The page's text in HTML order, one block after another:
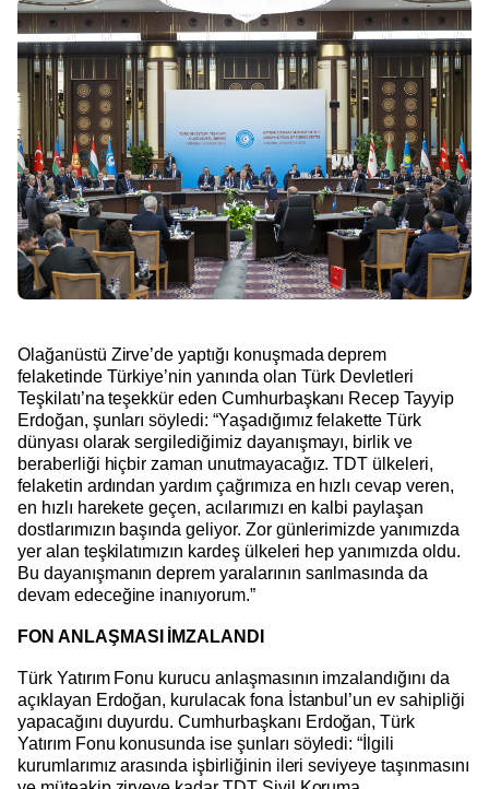
Olağanüstü Zirve’de yaptığı konuşmada deprem
felaketinde Türkiye’nin yanında olan Türk Devletleri
Teşkilatı’na teşekkür eden Cumhurbaşkanı Recep Tayyip
Erdoğan, şunları söyledi: “Yaşadığımız felakette Türk
dünyası olarak sergilediğimiz dayanışmayı, birlik ve
beraberliği hiçbir zaman unutmayacağız. TDT ülkeleri,
felaketin ardından yardım çağrımıza en hızlı cevap veren,
en hızlı harekete geçen, acılarımızı en kalbi paylaşan
dostlarımızın başında geliyor. Zor günlerimizde yanımızda
yer alan teşkilatımızın kardeş ülkeleri hep yanımızda oldu.
Bu dayanışmanın deprem yaralarının sarılmasında da
devam edeceğine inanıyorum.”
FON ANLAŞMASI İMZALANDI
Türk Yatırım Fonu kurucu anlaşmasının imzalandığını da
açıklayan Erdoğan, kurulacak fona İstanbul’un ev sahipliği
yapacağını duyurdu. Cumhurbaşkanı Erdoğan, Türk
Yatırım Fonu konusunda ise şunları söyledi: “İlgili
kurumlarımız arasında işbirliğinin ileri seviyeye taşınmasını